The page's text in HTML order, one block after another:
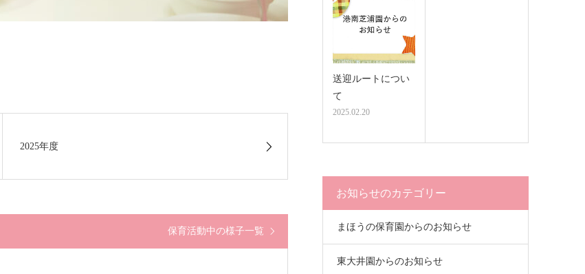
2025年度
保育活動中の様子一覧
送迎ルートについ
て
2025.02.20
お知らせのカテゴリー
まほうの保育園からのお知らせ
東大井園からのお知らせ